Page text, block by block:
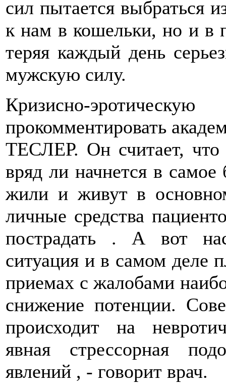
сил пытается выбраться
к нам в кошельки, но и в
теряя каждый день
мужскую силу.
Кризисно-
прокомментировать
ТЕСЛЕР. Он считает, что
вряд ли начнется в
жили и живут в
личные средства
пострадать . А вот
ситуация и в самом деле
приемах с жалобами
снижение потенции.
происходит на
явная стрессорная
явлений , - говорит врач.